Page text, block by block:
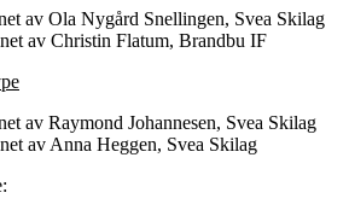
av Ola Nygård Snellingen, Svea Skilag
av Christin Flatum, Brandbu IF
av Raymond Johannesen, Svea Skilag
av Anna Heggen, Svea Skilag